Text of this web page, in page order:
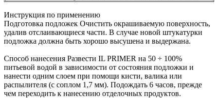
Инструкция по применению
Подготовка подложек Очистить окрашиваемую поверхность,
удалив отслаивающиеся части. В случае новой штукатурки
подложка должна быть хорошо высушена и выдержана.
Способ нанесения Развести IL PRIMER на 50 ÷ 100%
питьевой водой в зависимости от состояния подложки и
нанести одним слоем при помощи кисти, валика или
распылителя (с соплом 1,7 мм). Подождать 6 часов, прежде
чем переходить к нанесению отделочных продуктов.